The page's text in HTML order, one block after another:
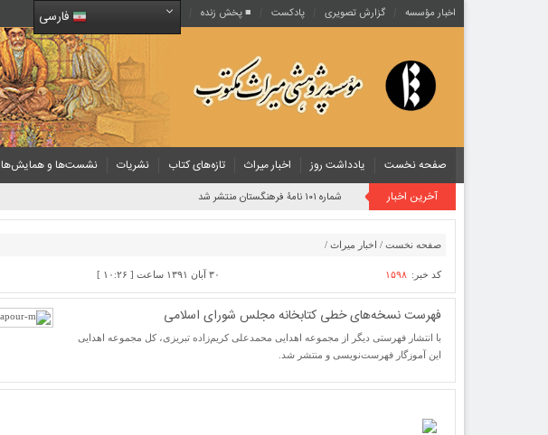
اخبار مؤسسه گزارش تصویری پادکست‌ ■ پخش زنده فارسی
صفحه نخست یادداشت روز اخبار میراث تازه‌های کتاب نشریات نشست‌ها و همایش‌ها
آخرین اخبار
شماره ۱۰۱ نامۀ فرهنگستان منتشر شد
صفحه نخست / اخبار میراث /
کد خبر: ۱۵۹۸ ۳۰ آبان ۱۳۹۱ ساعت [ ۱۰:۲۶ ]
فهرست نسخه‌های خطی کتابخانه مجلس شورای اسلامی
با انتشار فهرستی دیگر از مجموعه اهدایی محمدعلی کریم‌زاده تبریزی، کل مجموعه اهدایی
این آموزگار فهرست‌نویسی و منتشر شد.